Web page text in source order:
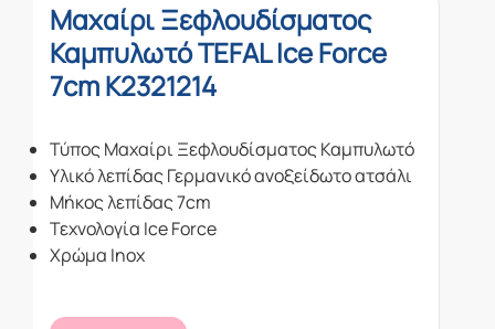
Μαχαίρι Ξεφλουδίσματος
Καμπυλωτό TEFAL Ice Force
7cm K2321214
Τύπος Μαχαίρι Ξεφλουδίσματος Καμπυλωτό
Υλικό λεπίδας Γερμανικό ανοξείδωτο ατσάλι
Μήκος λεπίδας 7cm
Τεχνολογία Ice Force
Χρώμα Inox